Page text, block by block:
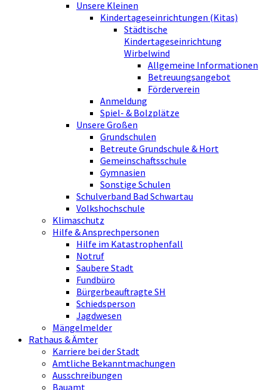
Unsere Kleinen
Kindertageseinrichtungen (Kitas)
Städtische
Kindertageseinrichtung
Wirbelwind
Allgemeine Informationen
Betreuungsangebot
Förderverein
Anmeldung
Spiel- & Bolzplätze
Unsere Großen
Grundschulen
Betreute Grundschule & Hort
Gemeinschaftsschule
Gymnasien
Sonstige Schulen
Schulverband Bad Schwartau
Volkshochschule
Klimaschutz
Hilfe & Ansprechpersonen
Hilfe im Katastrophenfall
Notruf
Saubere Stadt
Fundbüro
Bürgerbeauftragte SH
Schiedsperson
Jagdwesen
Mängelmelder
Rathaus & Ämter
Karriere bei der Stadt
Amtliche Bekanntmachungen
Ausschreibungen
Bauamt